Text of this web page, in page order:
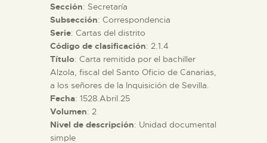
PREPARAR LA VISITA
ACTIVIDADES
█
EL MUSEO
Sección: Secretaría
Subsección: Correspondencia
Serie: Cartas del distrito
Código de clasificación: 2.1.4
Título: Carta remitida por el bachiller
Alzola, fiscal del Santo Oficio de Canarias,
a los señores de la Inquisición de Sevilla.
Fecha: 1528.Abril.25
Volumen: 2
Nivel de descripción: Unidad documental
simple